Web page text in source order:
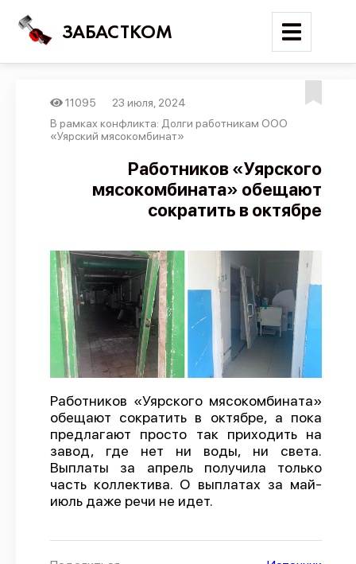
ЗАБАСТКОМ
Войти
Поиск
Новости
Карта событий
Отчеты
Предложить публикацию
Справочник
API
О проекте
Политика конфиденциальности
11095
23 июля, 2024
В рамках конфликта: Долги работникам ООО
«Уярский мясокомбинат»
Работников «Уярского
мясокомбината» обещают
сократить в октябре
Работников «Уярского мясокомбината»
обещают сократить в октябре, а пока
предлагают просто так приходить на
завод, где нет ни воды, ни света.
Выплаты за апрель получила только
часть коллектива. О выплатах за май-
июль даже речи не идет.